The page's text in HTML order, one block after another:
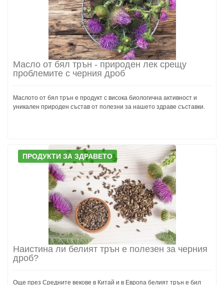
Масло от бял трън - природен лек срещу
проблемите с черния дроб
Маслото от бял трън е продукт с висока биологична активност и
уникален природен състав от полезни за нашето здраве съставки.
ПРОДУКТИ ЗА ЗДРАВЕТО
Наистина ли белият трън е полезен за черния
дроб?
Още през Средните векове в Китай и в Европа белият трън е бил